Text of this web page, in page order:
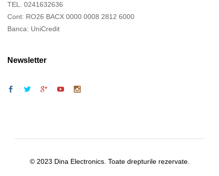
TEL. 0241632636
Cont: RO26 BACX 0000 0008 2812 6000
Banca: UniCredit
Newsletter
© 2023 Dina Electronics. Toate drepturile rezervate.